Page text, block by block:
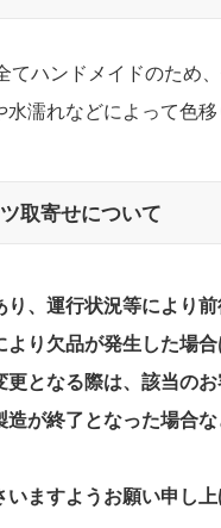
てハンドメイドのため
濡れなどによって色
取寄せについて
、運行状況等により前
り欠品が発生した場
となる際は、該当の
造が終了となった場合
ますようお願い申し上